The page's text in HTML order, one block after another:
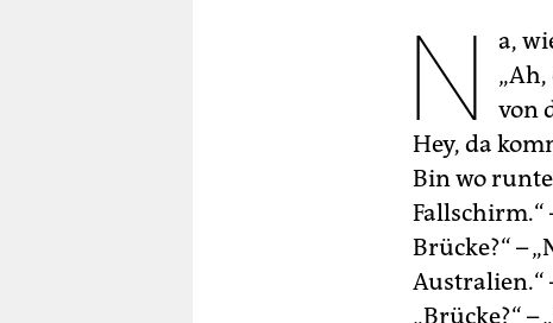
N
a,
„Ah,
von
Hey, da
Bin wo
Fallschirm.“
Brücke?“ –
Australien.“
„Brücke?“ –